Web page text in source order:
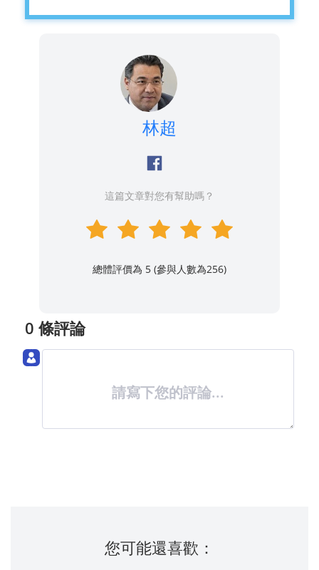
林超
這篇文章對您有幫助嗎？
總體評價為 5 (參與人數為256)
0 條評論
請寫下您的評論...
您可能還喜歡：